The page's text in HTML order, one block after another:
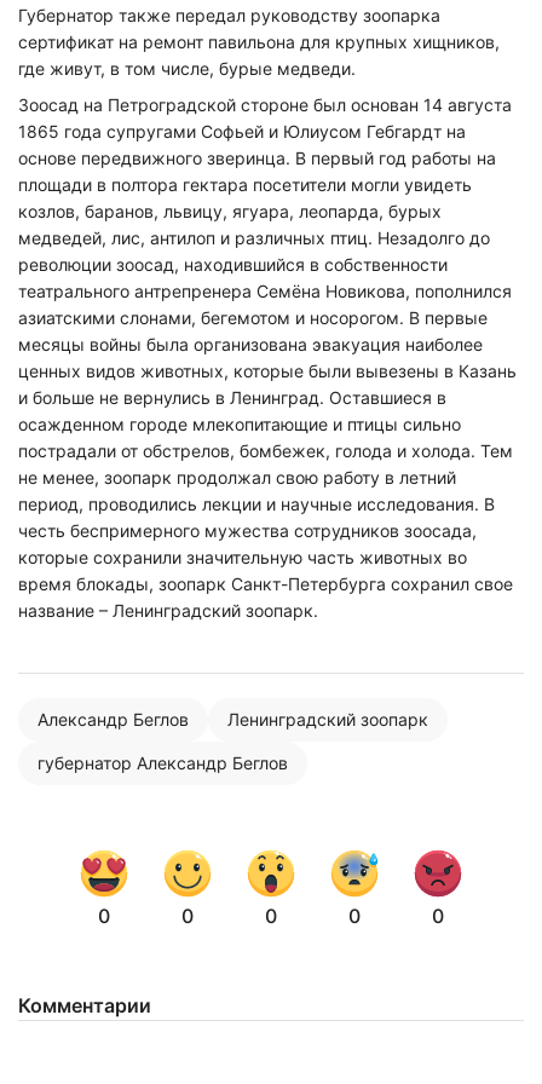
Губернатор также передал руководству зоопарка
сертификат на ремонт павильона для крупных хищников,
где живут, в том числе, бурые медведи.
Зоосад на Петроградской стороне был основан 14 августа
1865 года супругами Софьей и Юлиусом Гебгардт на
основе передвижного зверинца. В первый год работы на
площади в полтора гектара посетители могли увидеть
козлов, баранов, львицу, ягуара, леопарда, бурых
медведей, лис, антилоп и различных птиц. Незадолго до
революции зоосад, находившийся в собственности
театрального антрепренера Семёна Новикова, пополнился
азиатскими слонами, бегемотом и носорогом. В первые
месяцы войны была организована эвакуация наиболее
ценных видов животных, которые были вывезены в Казань
и больше не вернулись в Ленинград. Оставшиеся в
осажденном городе млекопитающие и птицы сильно
пострадали от обстрелов, бомбежек, голода и холода. Тем
не менее, зоопарк продолжал свою работу в летний
период, проводились лекции и научные исследования. В
честь беспримерного мужества сотрудников зоосада,
которые сохранили значительную часть животных во
время блокады, зоопарк Санкт-Петербурга сохранил свое
название – Ленинградский зоопарк.
Александр Беглов Ленинградский зоопарк
губернатор Александр Беглов
0 0 0 0 0
Комментарии
Нажимая на кнопку "Отправить" вы
соглашаетесь сполитикой конфиденциальности